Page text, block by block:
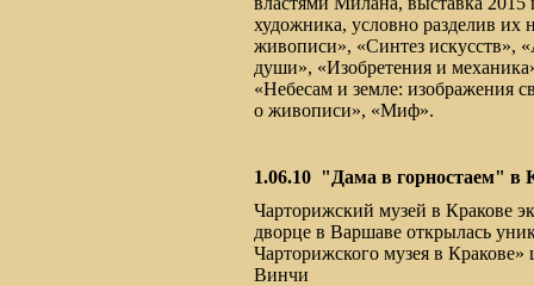
художника, условно разделив их
живописи», «Синтез искусств»,
души», «Изобретения и
«Небесам и земле: изображения
о живописи», «Миф».
1.06.10 "Дама в горностаем" в
Чарторижский музей в Кракове
дворце в Варшаве открылась
Чарторижского музея в
Винчи